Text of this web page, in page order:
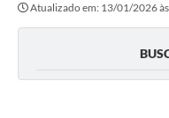
Atualizado em: 13/01/2026